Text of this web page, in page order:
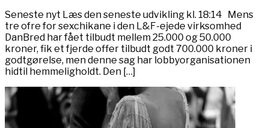
Seneste nyt Læs den seneste udvikling kl. 18:14 Mens
tre ofre for sexchikane i den L&F-ejede virksomhed
DanBred har fået tilbudt mellem 25.000 og 50.000
kroner, fik et fjerde offer tilbudt godt 700.000 kroner i
godtgørelse, men denne sag har lobbyorganisationen
hidtil hemmeligholdt. Den […]